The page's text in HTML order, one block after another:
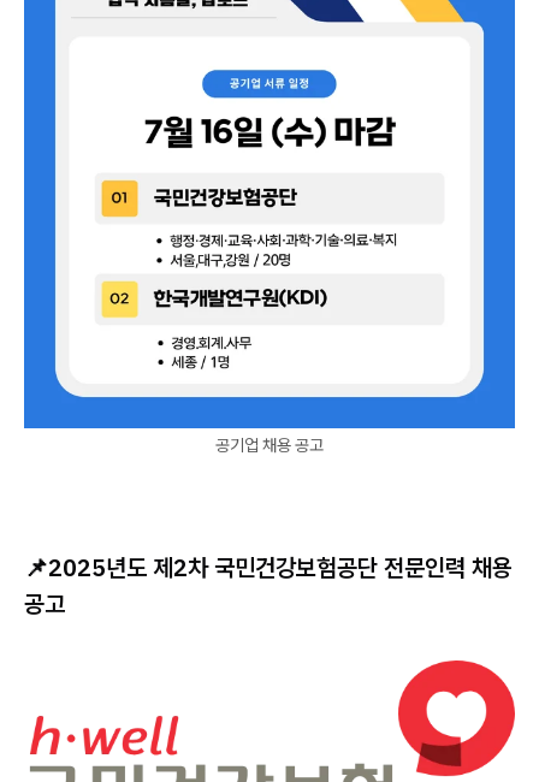
공기업 채용 공고
📌2025년도 제2차 국민건강보험공단 전문인력 채용
공고